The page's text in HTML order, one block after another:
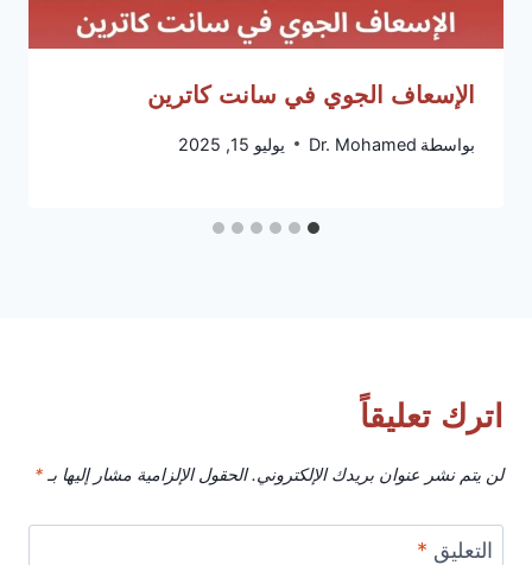
الإسعاف الجوي في سانت كاترين
بواسطة Dr. Mohamed يوليو 15, 2025
اترك تعليقاً
لن يتم نشر عنوان بريدك الإلكتروني. الحقول الإلزامية مشار إليها بـ *
التعليق *